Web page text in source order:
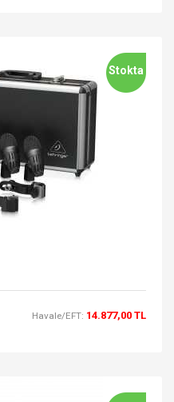
Stokta
Havale/EFT: 14.877,00 TL